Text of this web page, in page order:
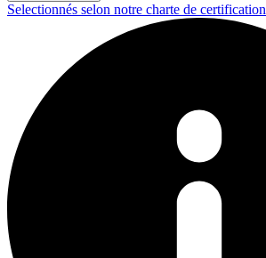
Selectionnés selon notre charte de certification